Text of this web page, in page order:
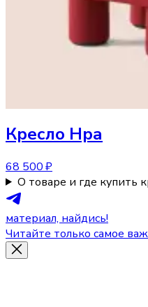
Кресло Нра
68 500 ₽
О товаре и где купить
материал, найдись!
Читайте только самое